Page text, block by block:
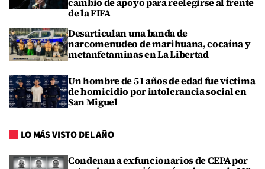
de la FIFA
Desarticulan una banda de
narcomenudeo de marihuana, cocaína y
metanfetaminas en La Libertad
Un hombre de 51 años de edad fue víctima
de homicidio por intolerancia social en
San Miguel
LO MÁS VISTO DEL AÑO
Condenan a exfuncionarios de CEPA por